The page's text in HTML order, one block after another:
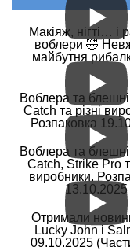
Макіяж, нігті… і
воблери 🤣
майбутня
Воблера та
Catch та різні
Розпаковка
Воблера та
Catch, Strike Pro
виробники.
13.10.2025
Отримали
Lucky John і
09.10.2025